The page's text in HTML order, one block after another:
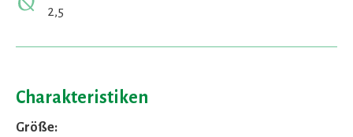
2,5
Charakteristiken
Größe: